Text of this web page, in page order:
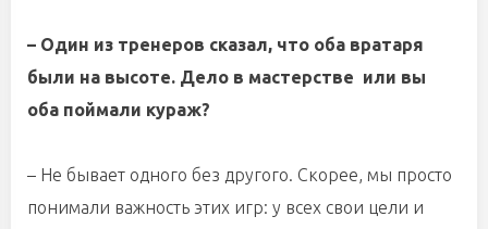
– Один из тренеров сказал, что оба вратаря
были на высоте. Дело в мастерстве или вы
оба поймали кураж?
– Не бывает одного без другого. Скорее, мы просто
понимали важность этих игр: у всех свои цели и